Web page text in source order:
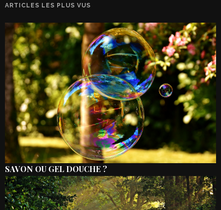
ARTICLES LES PLUS VUS
SAVON OU GEL DOUCHE ?